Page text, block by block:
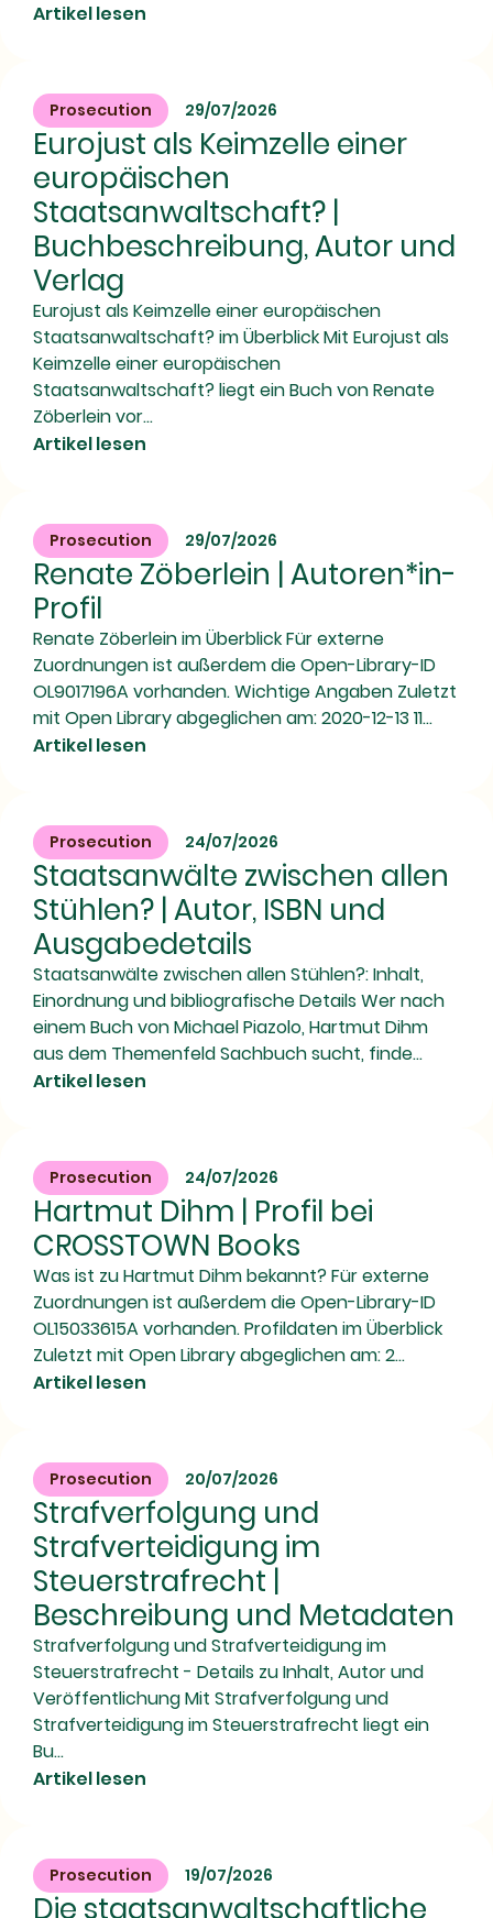
Artikel lesen
Prosecution 29/07/2026
Eurojust als Keimzelle einer
europäischen
Staatsanwaltschaft? |
Buchbeschreibung, Autor und
Verlag
Eurojust als Keimzelle einer europäischen
Staatsanwaltschaft? im Überblick Mit Eurojust als
Keimzelle einer europäischen
Staatsanwaltschaft? liegt ein Buch von Renate
Zöberlein vor...
Artikel lesen
Prosecution 29/07/2026
Renate Zöberlein | Autoren*in-
Profil
Renate Zöberlein im Überblick Für externe
Zuordnungen ist außerdem die Open-Library-ID
OL9017196A vorhanden. Wichtige Angaben Zuletzt
mit Open Library abgeglichen am: 2020-12-13 11...
Artikel lesen
Prosecution 24/07/2026
Staatsanwälte zwischen allen
Stühlen? | Autor, ISBN und
Ausgabedetails
Staatsanwälte zwischen allen Stühlen?: Inhalt,
Einordnung und bibliografische Details Wer nach
einem Buch von Michael Piazolo, Hartmut Dihm
aus dem Themenfeld Sachbuch sucht, finde...
Artikel lesen
Prosecution 24/07/2026
Hartmut Dihm | Profil bei
CROSSTOWN Books
Was ist zu Hartmut Dihm bekannt? Für externe
Zuordnungen ist außerdem die Open-Library-ID
OL15033615A vorhanden. Profildaten im Überblick
Zuletzt mit Open Library abgeglichen am: 2...
Artikel lesen
Prosecution 20/07/2026
Strafverfolgung und
Strafverteidigung im
Steuerstrafrecht |
Beschreibung und Metadaten
Strafverfolgung und Strafverteidigung im
Steuerstrafrecht - Details zu Inhalt, Autor und
Veröffentlichung Mit Strafverfolgung und
Strafverteidigung im Steuerstrafrecht liegt ein
Bu...
Artikel lesen
Prosecution 19/07/2026
Die staatsanwaltschaftliche